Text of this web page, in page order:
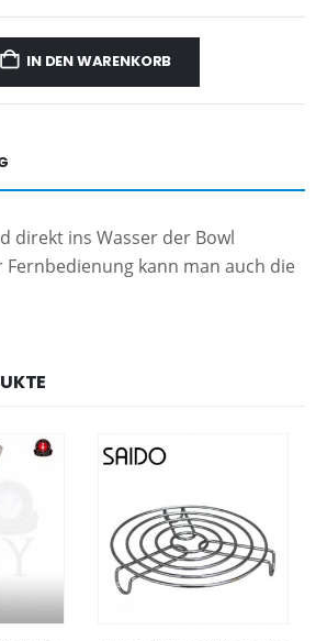
IN DEN WARENKORB
direkt ins Wasser der Bowl
kann man auch die